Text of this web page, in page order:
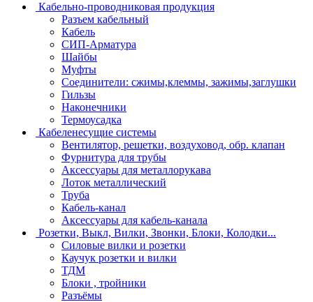
Кабельно-проводниковая продукция
Разъем кабельный
Кабель
СИП-Арматура
Шайбы
Муфты
Соединители: сжимы,клеммы, зажимы,заглушки
Гильзы
Наконечники
Термоусадка
Кабеленесущие системы
Вентилятор, решетки, воздуховод, обр. клапан
Фурнитура для трубы
Аксессуары для металлорукава
Лоток металлический
Труба
Кабель-канал
Аксессуары для кабель-канала
Розетки, Выкл, Вилки, Звонки, Блоки, Колодки...
Силовые вилки и розетки
Каучук розетки и вилки
ТДМ
Блоки , тройники
Разъёмы